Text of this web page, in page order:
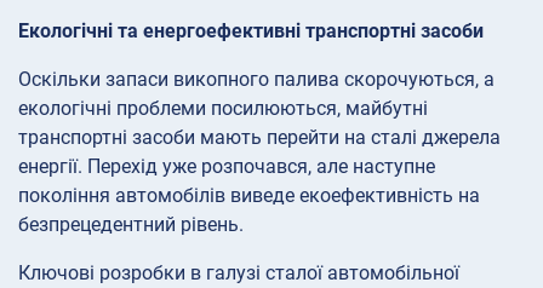
Екологічні та енергоефективні транспортні засоби
Оскільки запаси викопного палива скорочуються, а
екологічні проблеми посилюються, майбутні
транспортні засоби мають перейти на сталі джерела
енергії. Перехід уже розпочався, але наступне
покоління автомобілів виведе екоефективність на
безпрецедентний рівень.
Ключові розробки в галузі сталої автомобільної